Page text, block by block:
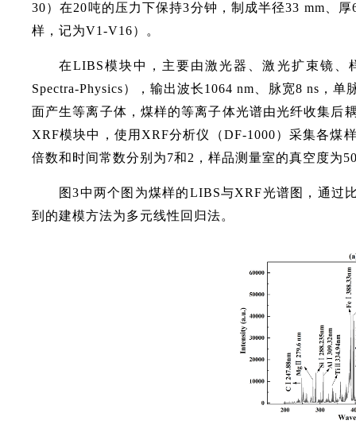
30）在20吨的压力下保持3分钟，制成半径33 mm、
样，记为V1-V16）。
在LIBS模块中，主要由激光器、激光扩束镜、
Spectra-Physics），输出波长1064 nm、脉宽8 ns，
面产生等离子体，煤样的等离子体光谱由光纤收集后
XRF模块中，使用XRF分析仪（DF-1000）采集各煤
倍数和时间常数分别为7和2，样品测量室的真空度为
图3中两个图为煤样的LIBS与XRF光谱图，通过
到的建模方法为多元线性回归法。